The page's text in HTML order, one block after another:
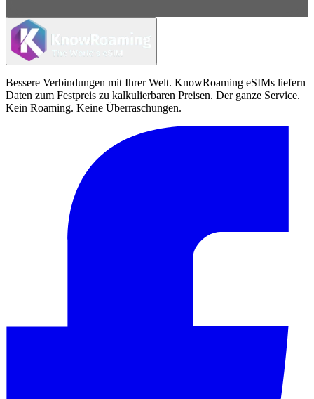
Bessere Verbindungen mit Ihrer Welt. KnowRoaming eSIMs liefern
Daten zum Festpreis zu kalkulierbaren Preisen. Der ganze Service.
Kein Roaming. Keine Überraschungen.